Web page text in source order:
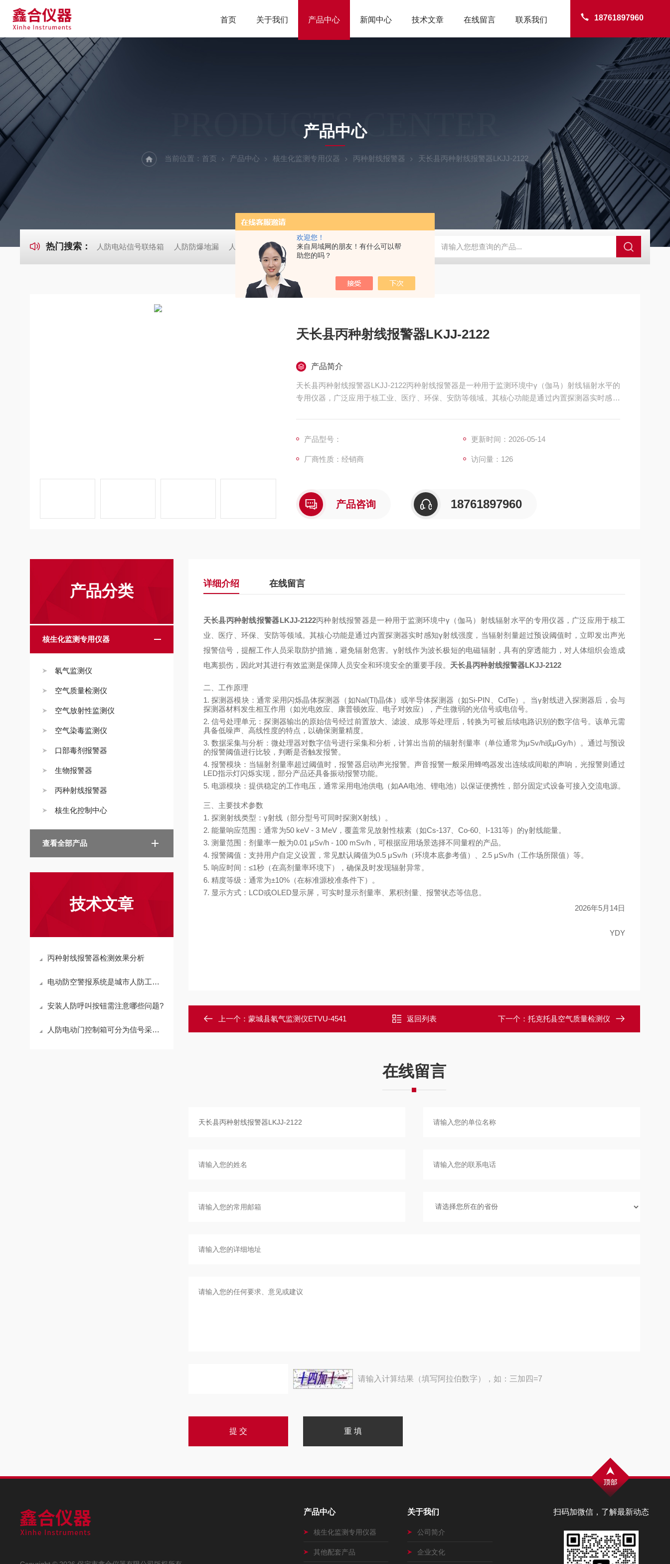
欢迎您！
来自局域网的朋友！有什么可以帮
助您的吗？
18761897960
首页 关于我们 产品中心 新闻中心 技术文章 在线留言 联系我们
PRODUCTS CENTER
产品中心
当前位置： 首页 产品中心 核生化监测专用仪器 丙种射线报警器 天长县丙种射线报警器LKJJ-2122
热门搜索： 人防电站信号联络箱 人防防爆地漏 人防EPS电源柜 人防电动门控制箱 人防密闭盒 一氧化碳监控系统 人防通讯设备系统 人防呼叫按钮
天长县丙种射线报警器LKJJ-2122
产品简介
天长县丙种射线报警器LKJJ-2122丙种射线报警器是一种用于监测环境中γ（伽马）射线辐射水平的
专用仪器，广泛应用于核工业、医疗、环保、安防等领域。其核心功能是通过内置探测器实时感知
产品型号：
更新时间：2026-05-14
厂商性质：经销商 访问量：126
产品咨询 18761897960
产品分类
核生化监测专用仪器
氡气监测仪
空气质量检测仪
空气放射性监测仪
空气染毒监测仪
口部毒剂报警器
生物报警器
丙种射线报警器
核生化控制中心
查看全部产品
技术文章
丙种射线报警器检测效果分析
电动防空警报系统是城市人防工程中的重要组成部分
安装人防呼叫按钮需注意哪些问题?
人防电动门控制箱可分为信号采集、逻辑处理、驱动执行三个环节
详细介绍 在线留言
天长县丙种射线报警器LKJJ-2122丙种射线报警器是一种用于监测环境中γ（伽马）射线辐射水平的专用仪器，广泛应用于核工
业、医疗、环保、安防等领域。其核心功能是通过内置探测器实时感知γ射线强度，当辐射剂量超过预设阈值时，立即发出声光
报警信号，提醒工作人员采取防护措施，避免辐射危害。γ射线作为波长极短的电磁辐射，具有的穿透能力，对人体组织会造成
电离损伤，因此对其进行有效监测是保障人员安全和环境安全的重要手段。 天长县丙种射线报警器LKJJ-2122
二、工作原理
1. 探测器模块：通常采用闪烁晶体探测器（如NaI(Tl)晶体）或半导体探测器（如Si-PIN、CdTe）。当γ射线进入探测器后，会与
探测器材料发生相互作用（如光电效应、康普顿效应、电子对效应），产生微弱的光信号或电信号。
2. 信号处理单元：探测器输出的原始信号经过前置放大、滤波、成形等处理后，转换为可被后续电路识别的数字信号。该单元需
具备低噪声、高线性度的特点，以确保测量精度。
3. 数据采集与分析：微处理器对数字信号进行采集和分析，计算出当前的辐射剂量率（单位通常为μSv/h或μGy/h）。通过与预设
的报警阈值进行比较，判断是否触发报警。
4. 报警模块：当辐射剂量率超过阈值时，报警器启动声光报警。声音报警一般采用蜂鸣器发出连续或间歇的声响，光报警则通过
LED指示灯闪烁实现，部分产品还具备振动报警功能。
5. 电源模块：提供稳定的工作电压，通常采用电池供电（如AA电池、锂电池）以保证便携性，部分固定式设备可接入交流电源。
三、主要技术参数
1. 探测射线类型：γ射线（部分型号可同时探测X射线）。
2. 能量响应范围：通常为50 keV - 3 MeV，覆盖常见放射性核素（如Cs-137、Co-60、I-131等）的γ射线能量。
3. 测量范围：剂量率一般为0.01 μSv/h - 100 mSv/h，可根据应用场景选择不同量程的产品。
4. 报警阈值：支持用户自定义设置，常见默认阈值为0.5 μSv/h（环境本底参考值）、2.5 μSv/h（工作场所限值）等。
5. 响应时间：≤1秒（在高剂量率环境下），确保及时发现辐射异常。
6. 精度等级：通常为±10%（在标准源校准条件下）。
7. 显示方式：LCD或OLED显示屏，可实时显示剂量率、累积剂量、报警状态等信息。
2026年5月 14日
YDY
上一个： 蒙城县氡气监测仪ETVU-4541 返回列表 下一个： 托克托县空气质量检测仪
在线留言
请输入计算结果（填写阿拉伯数字），如：三加四=7
扫码加微信，了解最新动态
产品中心
核生化监测专用仪器
其他配套产品
关于我们
公司简介
企业文化